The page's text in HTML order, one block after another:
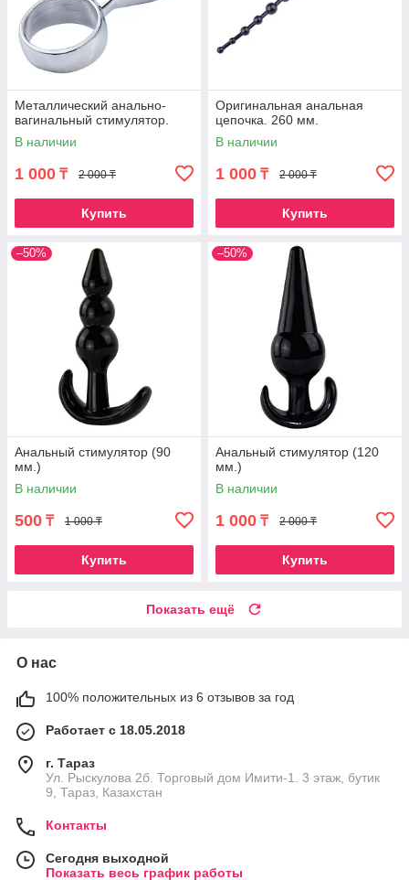
Металлический анально-
вагинальный стимулятор.
В наличии
1 000 ₸ 2 000 ₸
Купить
Оригинальная анальная
цепочка. 260 мм.
В наличии
1 000 ₸ 2 000 ₸
Купить
–50%
Анальный стимулятор (90
мм.)
В наличии
500 ₸ 1 000 ₸
Купить
–50%
Анальный стимулятор (120
мм.)
В наличии
1 000 ₸ 2 000 ₸
Купить
Показать ещё
О нас
100% положительных из 6 отзывов за год
Работает с 18.05.2018
г. Тараз
Ул. Рыскулова 2б. Торговый дом Имити-1. 3 этаж, бутик
9, Тараз, Казахстан
Контакты
Сегодня выходной
Показать весь график работы